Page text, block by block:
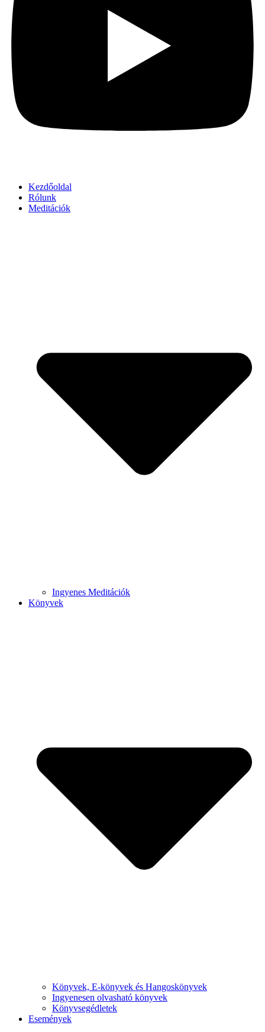
Kezdőoldal
Rólunk
Meditációk
Ingyenes Meditációk
Könyvek
Könyvek, E-könyvek és Hangoskönyvek
Ingyenesen olvasható könyvek
Könyvsegédletek
Események